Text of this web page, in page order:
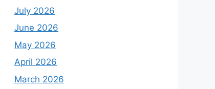
July 2026
June 2026
May 2026
April 2026
March 2026